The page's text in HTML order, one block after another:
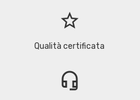
star_border
Qualità certificata
headset_mic